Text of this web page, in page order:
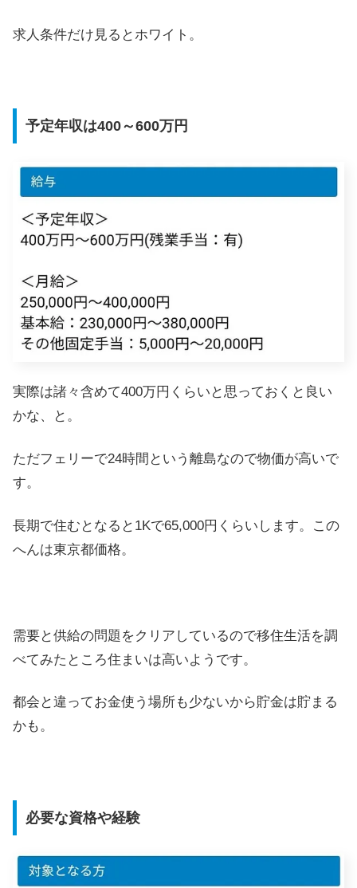
求人条件だけ見るとホワイト。
予定年収は400～600万円
実際は諸々含めて400万円くらいと思っておくと良い
かな、と。
ただフェリーで24時間という離島なので物価が高いで
す。
長期で住むとなると1Kで65,000円くらいします。この
へんは東京都価格。
需要と供給の問題をクリアしているので移住生活を調
べてみたところ住まいは高いようです。
都会と違ってお金使う場所も少ないから貯金は貯まる
かも。
必要な資格や経験